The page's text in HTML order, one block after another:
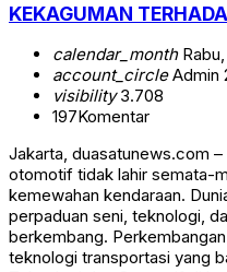
KEKAGUMAN
calendar_month
account_circleAdmin
visibility3.708
197Komentar
Jakarta, duasatunews.com
otomotif tidak lahir semata-
kemewahan kendaraan.
perpaduan seni, teknologi,
berkembang.
teknologi transportasi yang